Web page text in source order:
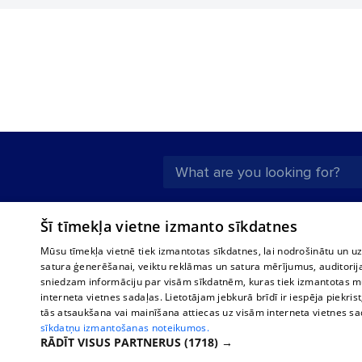
About us
For business
Tariffs
Privacy policy
Cookie settings
Bus
Train
Šī tīmekļa vietne izmanto sīkdatnes
Mūsu tīmekļa vietnē tiek izmantotas sīkdatnes, lai nodrošinātu un
satura ģenerēšanai, veiktu reklāmas un satura mērījumus,
sniedzam informāciju par visām sīkdatnēm, kuras tiek izmantotas
interneta vietnes sadaļas. Lietotājam jebkurā brīdī ir iespēja
tās atsaukšana vai mainīšana attiecas uz visām interneta vietnes
sīkdatņu izmantošanas noteikumos.
RĀDĪT VISUS PARTNERUS (1718) →